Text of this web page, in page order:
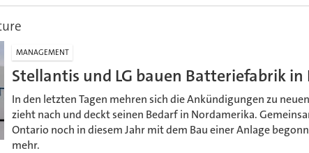
MANAGEMENT
Stellantis und LG bauen Batteriefabrik in
In den letzten Tagen mehren sich die Ankündigungen zu
zieht nach und deckt seinen Bedarf in Nordamerika.
Ontario noch in diesem Jahr mit dem Bau einer Anlage
mehr.